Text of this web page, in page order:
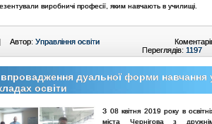
виробничі професії, яким навчають в училищі.
| Автор: Управління освіти
Переглядів: 1197
впровадження дуальної форми навчання
освіти
З 08 квітня 2019 року в
міста Чернігова з